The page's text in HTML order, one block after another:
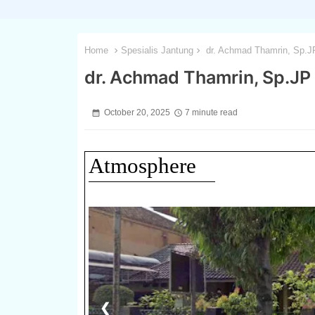
Home Spesialis Jantung dr. Achmad Thamrin,
dr. Achmad Thamrin, Sp.JP
October 20, 2025 7 minute read
Atmosphere
❮